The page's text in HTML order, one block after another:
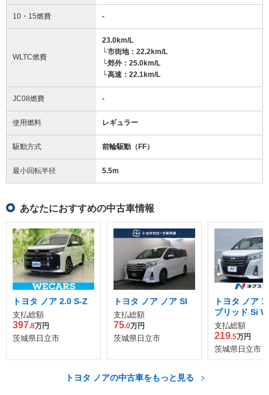
10・15燃費 -
WLTC燃費
23.0km/L
└市街地：22.2km/L
└郊外：25.0km/L
└高速：22.1km/L
JC08燃費 -
使用燃料 レギュラー
駆動方式 前輪駆動（FF）
最小回転半径 5.5m
あなたにおすすめの中古車情報
トヨタ ノア 2.0 S-Z
支払総額
397.8万円
茨城県日立市
トヨタ ノア ノア SI
支払総額
75.0万円
茨城県日立市
トヨタ ノア
ブリッド Si
支払総額
219.5万円
茨城県日立市
トヨタ ノアの中古車をもっと見る